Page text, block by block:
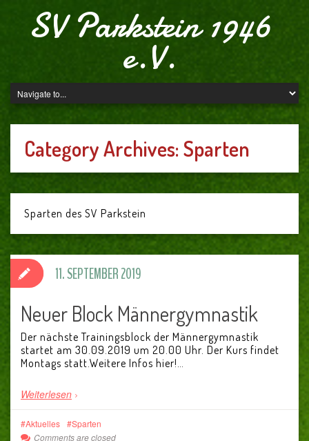
SV Parkstein 1946
e.V.
Category Archives: Sparten
Sparten des SV Parkstein
Neuer Block Männergymnastik
Der nächste Trainingsblock der Männergymnastik
startet am 30.09.2019 um 20.00 Uhr. Der Kurs findet
Montags statt.Weitere Infos hier!…
Weiterlesen
11. SEPTEMBER 2019
Aktuelles
Sparten
Comments are closed